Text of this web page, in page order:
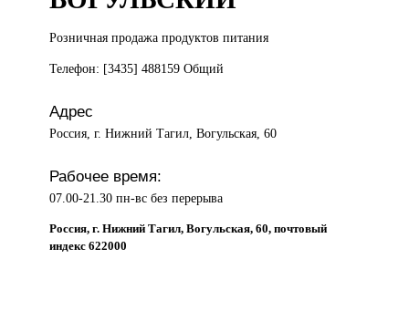
Розничная продажапродуктов питания
Телефон: [3435] 488159 Общий
Адрес
Россия, г. Нижний Тагил, Вогульская, 60
Рабочее время:
07.00-21.30 пн-вс без перерыва
Россия, г. Нижний Тагил, Вогульская, 60, почтовый
индекс 622000